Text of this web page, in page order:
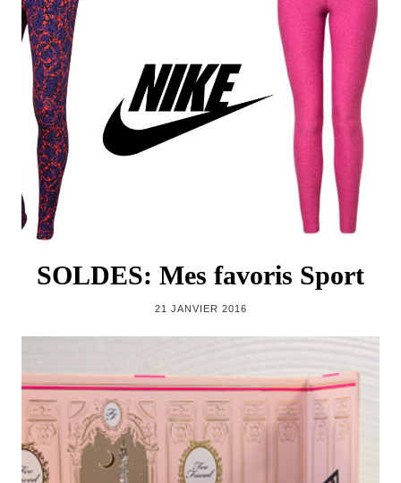
SOLDES: Mes favoris Sport
21 JANVIER 2016